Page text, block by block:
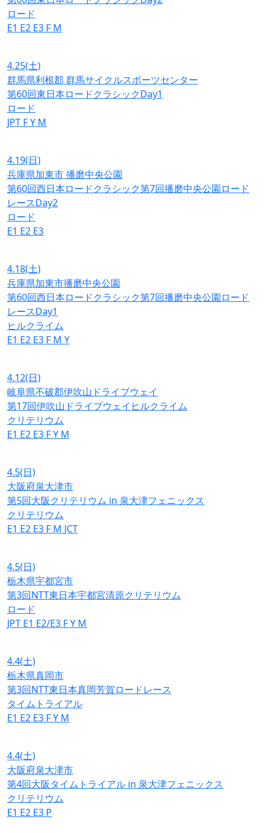
ロード
E1 E2 E3 F M
4.25(土)
群馬県利根郡 群馬サイクルスポーツセンター
第60回東日本ロードクラシックDay1
ロード
JPT FY M
4.19(日)
兵庫県加東市 播磨中央公園
第60回西日本ロードクラシック第7回播磨中央公園ロード
レースDay2
ロード
E1 E2 E3
4.18(土)
兵庫県加東市播磨中央公園
第60回西日本ロードクラシック第7回播磨中央公園ロード
レースDay1
ヒルクライム
E1 E2 E3 F M Y
4.12(日)
岐阜県不破郡伊吹山ドライブウェイ
第17回伊吹山ドライブウェイヒルクライム
クリテリウム
E1 E2 E3 FY M
4.5(日)
大阪府泉大津市
第5回大阪クリテリウム in 泉大津フェニックス
クリテリウム
E1 E2 E3 F M JCT
4.5(日)
栃木県宇都宮市
第3回NTT東日本宇都宮清原クリテリウム
ロード
JPT E1 E2/E3 FY M
4.4(土)
栃木県真岡市
第3回NTT東日本真岡芳賀ロードレース
タイムトライアル
E1 E2 E3 FY M
4.4(土)
大阪府泉大津市
第4回大阪タイムトライアル in 泉大津フェニックス
クリテリウム
E1 E2 E3 P